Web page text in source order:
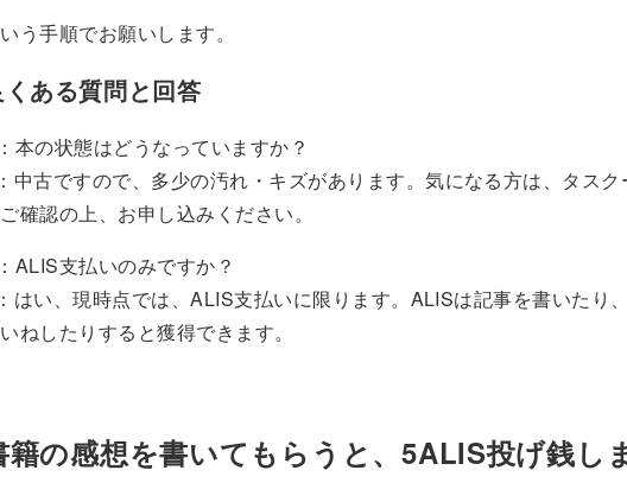
う手順でお願いします。
くある質問と回答
本の状態はどうなっていますか？
中古ですので、多少の汚れ・キズがあります。気になる方は、タス
確認の上、お申し込みください。
ALIS支払いのみですか？
はい、現時点では、ALIS支払いに限ります。ALISは記事を書いたり
ねしたりすると獲得できます。
籍の感想を書いてもらうと、5ALIS投げ銭し